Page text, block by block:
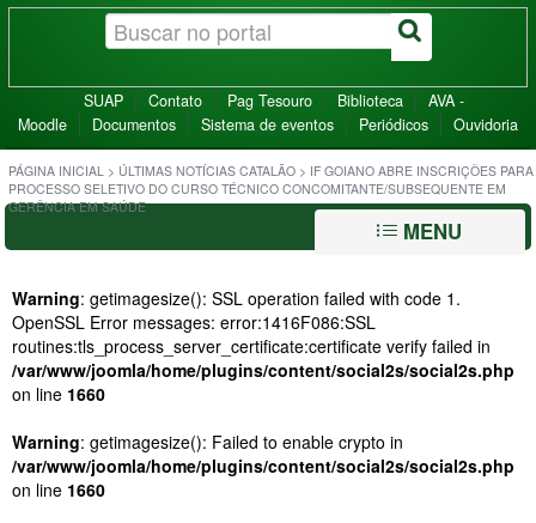
SUAP Contato Pag Tesouro Biblioteca
AVA -
Moodle
Documentos Sistema de eventos Periódicos Ouvidoria
PÁGINA INICIAL > ÚLTIMAS NOTÍCIAS CATALÃO > IF GOIANO ABRE INSCRIÇÕES PARA
PROCESSO SELETIVO DO CURSO TÉCNICO CONCOMITANTE/SUBSEQUENTE EM
GERÊNCIA EM SAÚDE
MENU
Warning: getimagesize(): SSL operation failed with code 1.
OpenSSL Error messages: error:1416F086:SSL
routines:tls_process_server_certificate:certificate verify failed in
/var/www/joomla/home/plugins/content/social2s/social2s.php
on line 1660
Warning: getimagesize(): Failed to enable crypto in
/var/www/joomla/home/plugins/content/social2s/social2s.php
on line 1660